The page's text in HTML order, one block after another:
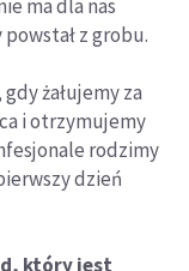
ma dla nas
z grobu.
żałujemy za
i otrzymujemy
rodzimy
dzień
który jest